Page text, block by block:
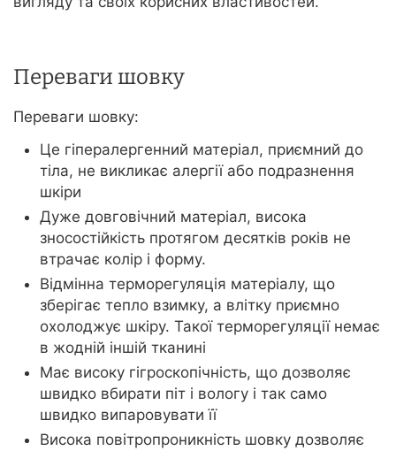
Переваги шовку
Переваги шовку:
Це гіпералергенний матеріал, приємний до
тіла, не викликає алергії або подразнення
шкіри
Дуже довговічний матеріал, висока
зносостійкість протягом десятків років не
втрачає колір і форму.
Відмінна терморегуляція матеріалу, що
зберігає тепло взимку, а влітку приємно
охолоджує шкіру. Такої терморегуляції немає
в жодній іншій тканині
Має високу гігроскопічність, що дозволяє
швидко вбирати піт і вологу і так само
швидко випаровувати її
Висока повітропроникність шовку дозволяє